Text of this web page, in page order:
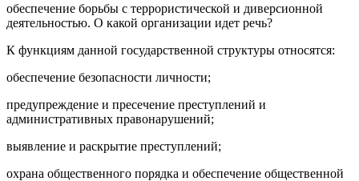
обеспечение борьбы с террористической и диверсионной
деятельностью. О какой организации идет речь?
К функциям данной государственной структуры относятся:
обеспечение безопасности личности;
предупреждение и пресечение преступлений и
административных правонарушений;
выявление и раскрытие преступлений;
охрана общественного порядка и обеспечение общественной